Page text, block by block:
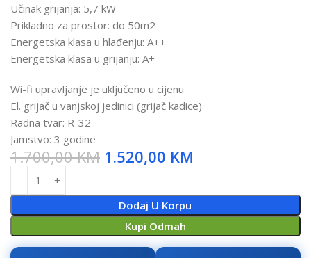
Učinak grijanja: 5,7 kW
Prikladno za prostor: do 50m2
Energetska klasa u hlađenju: A++
Energetska klasa u grijanju: A+
Wi-fi upravljanje je uključeno u cijenu
El. grijač u vanjskoj jedinici (grijač kadice)
Radna tvar: R-32
Jamstvo: 3 godine
1.700,00KM 1.520,00 KM
Dodaj U Korpu
Kupi Odmah